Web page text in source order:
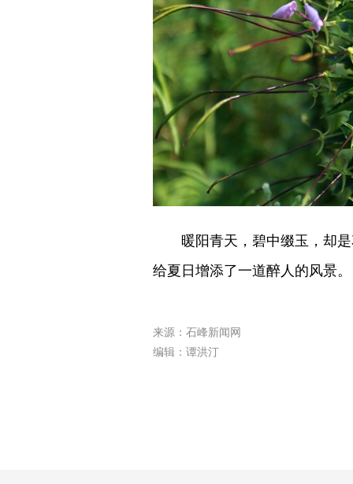
暖阳青天，碧中缀玉，却是
给夏日增添了一道醉人的风景
来源：石峰新闻网
编辑：谭洪汀